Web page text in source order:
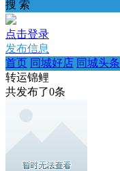
搜 索
点击登录
发布信息
首页 同城好店 同城头条
转运锦鲤
共发布了0条